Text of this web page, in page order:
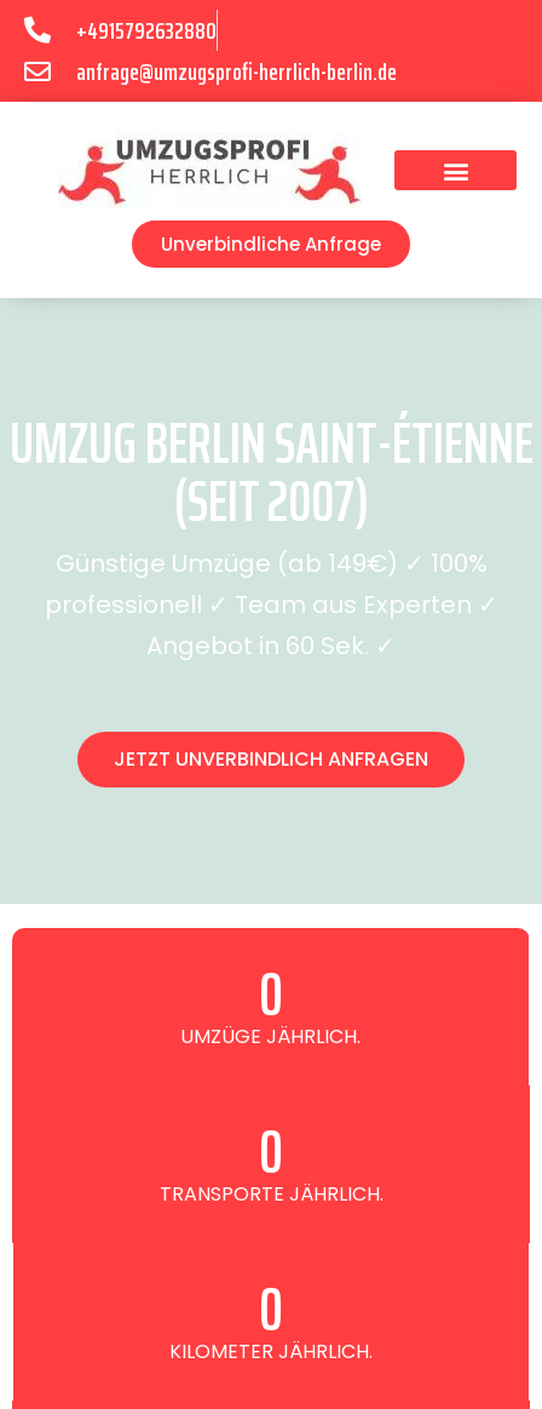
+4915792632880
anfrage@umzugsprofi-herrlich-berlin.de
Unverbindliche Anfrage
UMZUG BERLIN SAINT-ÉTIENNE
(SEIT 2007)
Günstige Umzüge (ab 149€) ✓ 100%
professionell ✓ Team aus Experten ✓
Angebot in 60 Sek. ✓
JETZT UNVERBINDLICH ANFRAGEN
UMZÜGE JÄHRLICH.
0
TRANSPORTE JÄHRLICH.
0
KILOMETER JÄHRLICH.
0